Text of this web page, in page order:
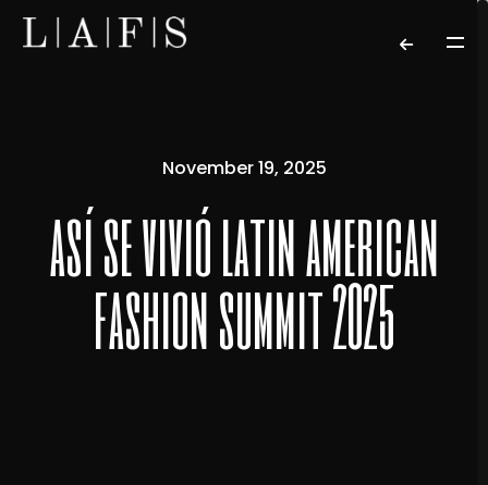
November 19, 2025
así se vivió latin american
fashion summit 2025